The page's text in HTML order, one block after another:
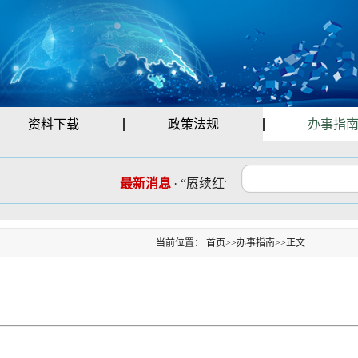
资料下载 政策法规 办事指南
最新消息·“赓续红色血脉 勇担时代使命”
当前位置： 首页>>办事指南>>正文